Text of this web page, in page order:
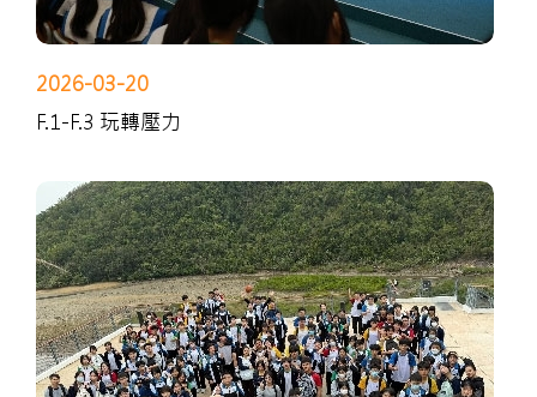
2026-03-20
F.1-F.3 玩轉壓力